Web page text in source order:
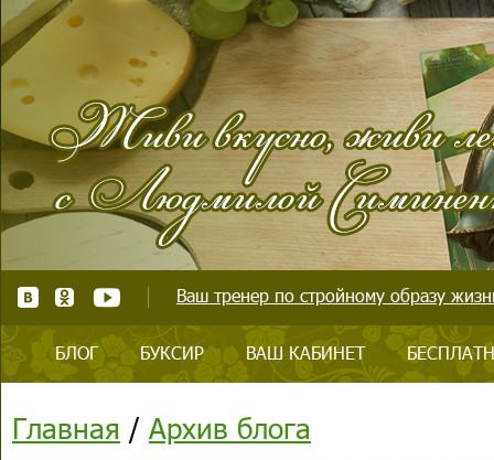
Ваш тренер по стройному образу
БЛОГ БУКСИР ВАШ КАБИНЕТ
Главная / Архив блога